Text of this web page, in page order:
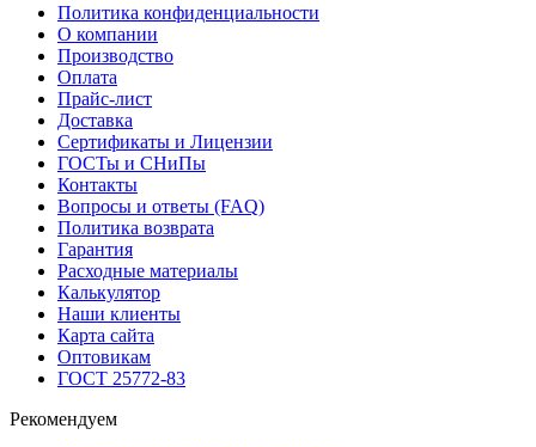
Политика конфиденциальности
О компании
Производство
Оплата
Прайс-лист
Доставка
Сертификаты и Лицензии
ГОСТы и СНиПы
Контакты
Вопросы и ответы (FAQ)
Политика возврата
Гарантия
Расходные материалы
Калькулятор
Наши клиенты
Карта сайта
Оптовикам
ГОСТ 25772-83
Рекомендуем